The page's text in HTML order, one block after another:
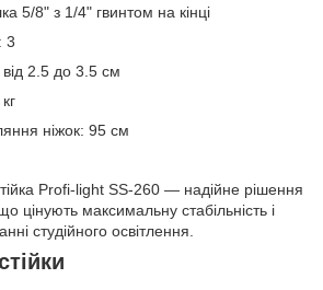
5/8" з 1/4" гвинтом на кінці
3
від 2.5 до 3.5 см
ніжок: 95 см
Profi-light SS-260 — надійне рішення
цінують максимальну стабільність і
студійного освітлення.